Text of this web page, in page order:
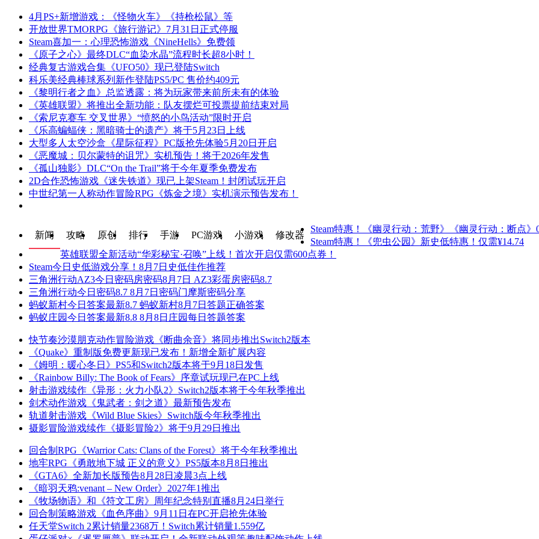
4月PS+新增游戏：《怪物火车》《持枪松鼠》等
开放世界TMORPG《旅行游记》7月31日正式停服
Steam喜加一：心理恐怖游戏《NineHells》免费领
《原子之心》最终DLC“血染水晶”流程时长超8小时！
经典复古游戏合集《UFO50》现已登陆Switch
科乐美经典棒球系列新作登陆PS5/PC 售价约409元
《黎明行者之血》总监透露：将为玩家带来前所未有的体验
《英雄联盟》将推出全新功能：队友摆烂可投票提前结束对局
《索尼克赛车 交叉世界》“愤怒的小鸟活动”限时开启
《乐高蝙蝠侠：黑暗骑士的遗产》将于5月23日上线
大型多人太空沙盒《星际征程》PC版抢先体验5月20日开启
《恶魔城：贝尔蒙特的诅咒》实机预告！将于2026年发售
《孤山独影》DLC“On the Trail”将于今年夏季免费发布
2D合作恐怖游戏《迷失铁道》现已上架Steam！封闭试玩开启
中世纪第一人称动作冒险RPG《炼金之境》实机演示预告发布！
新闻 攻略 原创 排行 手游 PC游戏 小游戏 修改器
Steam特惠！《幽灵行动：荒野》《幽灵行动：断点》
Steam特惠！《兜虫公园》新史低特惠！仅需¥14.74
英雄联盟全新活动“华彩秘宝·召唤”上线！首次开启仅需600点券！
Steam今日史低游戏分享！8月7日史低佳作推荐
三角洲行动AZ3今日密码房密码8月7日 AZ3彩蛋房密码8.7
三角洲行动今日密码8.7 8月7日密码门摩斯密码分享
蚂蚁新村今日答案最新8.7 蚂蚁新村8月7日答题正确答案
蚂蚁庄园今日答案最新8.8 8月8日庄园每日答题答案
快节奏沙漠朋克动作冒险游戏《断曲余音》将同步推出Switch2版本
《Quake》重制版免费更新现已发布！新增全新扩展内容
《姆明：暖心冬日》PS5和Switch2版本将于9月18日发售
《Rainbow Billy: The Book of Fears》序章试玩现已在PC上线
射击游戏续作《异形：火力小队2》Switch2版本将于今年秋季推出
剑术动作游戏《鬼武者：剑之道》最新预告发布
轨道射击游戏《Wild Blue Skies》Switch版今年秋季推出
摄影冒险游戏续作《摄影冒险2》将于9月29日推出
回合制RPG《Warrior Cats: Clans of the Forest》将于今年秋季推出
地牢RPG《勇敢地下城 正义的意义》PS5版本8月8日推出
《GTA6》全新加长版预告8月28日凌晨3点上线
《暗羽天鸦:venant – New Order》2027年1推出
《牧场物语》和《符文工房》周年纪念特别直播8月24日举行
回合制策略游戏《血色序曲》9月11日在PC开启抢先体验
任天堂Switch 2累计销量2368万！Switch累计销量1.559亿